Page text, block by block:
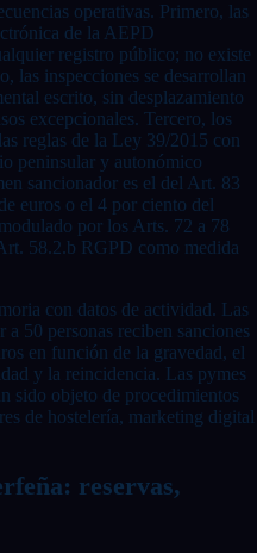
operativas. Primero, las
de la AEPD
registro público; no existe
las inspecciones se desarrollan
escrito, sin desplazamiento
excepcionales. Tercero, los
reglas de la Ley 39/2015 con
peninsular y autonómico
sancionador es el del Art. 83
euros o el 4 por ciento del
por los Arts. 72 a 78
58.2.b RGPD como medida
con datos de actividad. Las
50 personas reciben sanciones
en función de la gravedad, el
y la reincidencia. Las pymes
sido objeto de procedimientos
de hostelería, marketing digital
reservas,